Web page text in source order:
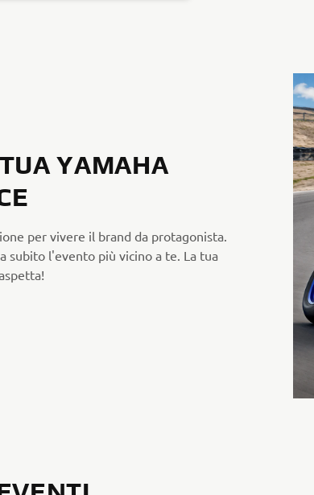
YAMAHA
per vivere il brand da protagonista.
subito l'evento più vicino a te. La tua